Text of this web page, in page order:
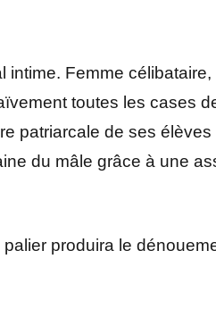
intime. Femme célibataire,
toutes les cases
patriarcale de ses élèves
du mâle grâce à une
produira le